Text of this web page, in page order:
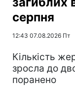
серпня
12:43 07.08.2026 Пт
Кількість
зросла до
поранено